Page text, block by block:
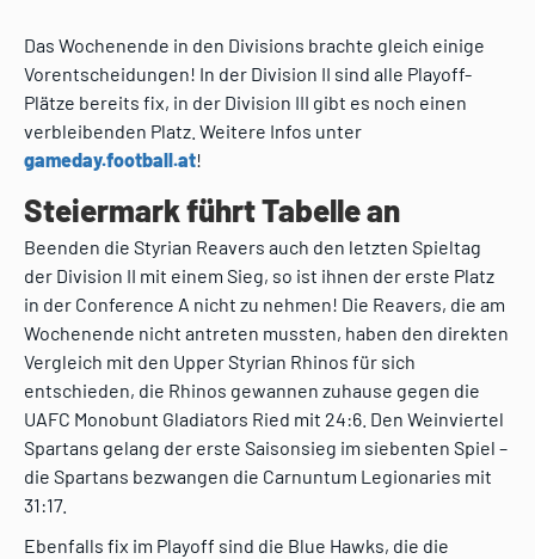
Das Wochenende in den Divisions brachte gleich einige
Vorentscheidungen! In der Division II sind alle Playoff-
Plätze bereits fix, in der Division III gibt es noch einen
verbleibenden Platz. Weitere Infos unter
gameday.football.at!
Steiermark führt Tabelle an
Beenden die Styrian Reavers auch den letzten Spieltag
der Division II mit einem Sieg, so ist ihnen der erste Platz
in der Conference A nicht zu nehmen! Die Reavers, die am
Wochenende nicht antreten mussten, haben den direkten
Vergleich mit den Upper Styrian Rhinos für sich
entschieden, die Rhinos gewannen zuhause gegen die
UAFC Monobunt Gladiators Ried mit 24:6. Den Weinviertel
Spartans gelang der erste Saisonsieg im siebenten Spiel –
die Spartans bezwangen die Carnuntum Legionaries mit
31:17.
Ebenfalls fix im Playoff sind die Blue Hawks, die die